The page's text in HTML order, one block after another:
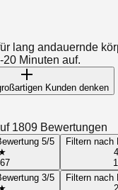
lang andauernde
20 Minuten auf.
Kunden denken
1809 Bewertungen
5/5
Filtern nach
4
3/5
Filtern nach